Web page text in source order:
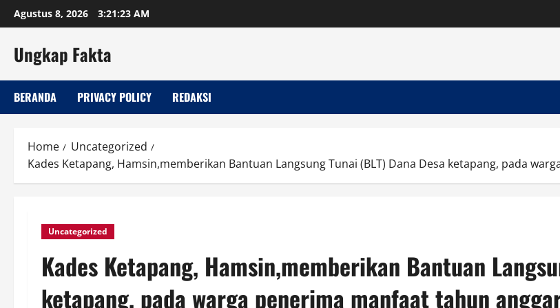
Skip
to
Agustus 8, 2026 3:21:24 AM
Ungkap Fakta
BERANDA PRIVACY POLICY REDAKSI
Home
Uncategorized
Kades Ketapang, Hamsin,memberikan Bantuan Langsung Tunai (BLT) Dana Desa ketapang, pada
Uncategorized
Kades Ketapang, Hamsin,memberikan Bantuan
ketapang, pada warga penerima manfaat tahun